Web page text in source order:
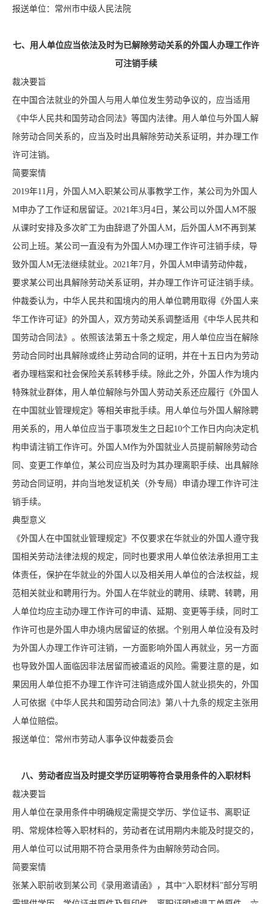
报送单位：常州市中级人民法院
七、用人单位应当依法及时为已解除劳动关系的外国人办理工作许
可注销手续
裁决要旨
在中国合法就业的外国人与用人单位发生劳动争议的，应当适用
《中华人民共和国劳动合同法》等国内法律。用人单位与外国人解
除劳动合同关系的，应当及时出具解除劳动关系证明，并办理工作
许可注销。
简要案情
2019年11月，外国人M入职某公司从事教学工作，某公司为外国人
M申办了工作证和居留证。2021年3月4日，某公司以外国人M不服
从课时安排及多次旷工为由辞退了外国人M，后外国人M不再到某
公司上班。某公司一直没有为外国人M办理工作许可注销手续，导
致外国人M无法继续就业。2021年7月，外国人M申请劳动仲裁，
要求某公司出具解除劳动关系证明，并办理工作许可证注销手续。
仲裁委认为，中华人民共和国境内的用人单位聘用取得《外国人来
华工作许可证》的外国人，双方劳动关系调整适用《中华人民共和
国劳动合同法》。依照该法第五十条之规定，用人单位应当在解除
劳动合同时出具解除或终止劳动合同的证明，并在十五日内为劳动
者办理档案和社会保险关系转移手续。除此之外，外国人作为境内
特殊就业群体，用人单位解除与外国人劳动关系还应履行《外国人
在中国就业管理规定》等相关审批手续。用人单位与外国人解除聘
用关系的，用人单位应当于事项发生之日起10个工作日内向决定机
构申请注销工作许可。外国人M作为外国就业人员提前解除劳动合
同、变更工作单位，某公司应当及时为其办理离职手续、出具解除
劳动合同证明，并向当地发证机关（外专局）申请办理工作许可注
销手续。
典型意义
《外国人在中国就业管理规定》不仅要求在华就业的外国人遵守我
国相关劳动法律法规的规定，同时也要求用人单位依法承担用工主
体责任，保护在华就业的外国人以及相关用人单位的合法权益，规
范相关就业和聘用行为。外国人在华就业的聘用、续聘、转聘，用
人单位均应主动办理工作许可的申请、延期、变更等手续，同时工
作许可也是外国人申办境内居留证的依据。个别用人单位没有及时
为外国人办理工作许可注销，一方面影响外国人再就业，另一方面
也导致外国人面临因非法居留而被遣返的风险。需要注意的是，如
果因用人单位拒不办理工作许可注销造成外国人就业损失的，外国
人可依据《中华人民共和国劳动合同法》第八十九条的规定主张用
人单位赔偿。
报送单位：常州市劳动人事争议仲裁委员会
八、劳动者应当及时提交学历证明等符合录用条件的入职材料
裁决要旨
用人单位在录用条件中明确规定需提交学历、学位证书、离职证
明、常规体检等入职材料的，劳动者在试用期内未能及时提交的，
用人单位可以试用期不符合录用条件为由解除劳动合同。
简要案情
张某入职前收到某公司《录用邀请函》，其中“入职材料”部分写明